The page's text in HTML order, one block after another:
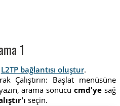
1
L2TP bağlantısı oluştur.
Çalıştırın: Başlat menüsüne
arama sonucucmd'ye sağ
seçin.